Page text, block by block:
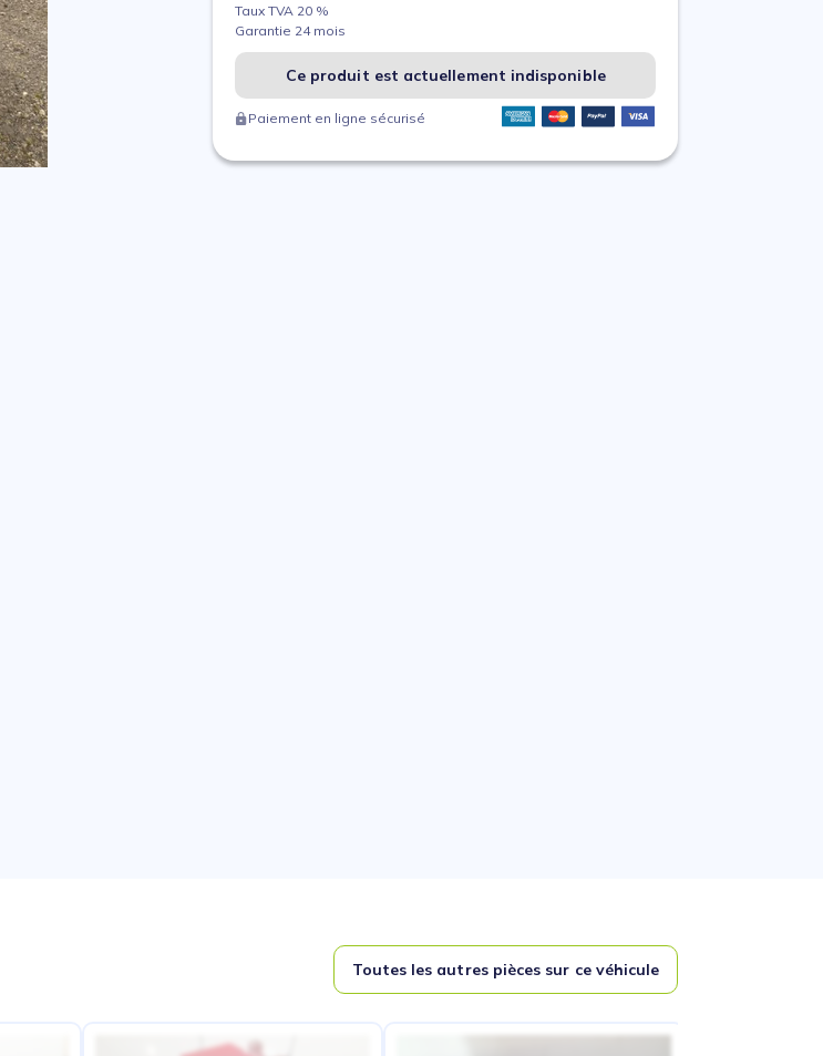
Taux TVA 20 %
Garantie 24 mois
Ce produit est actuellement indisponible
Paiement en ligne sécurisé
Toutes les autres pièces sur ce véhicule